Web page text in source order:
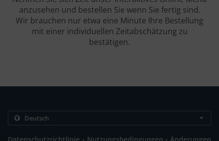
anzusehen und bestellen Sie wenn Sie fertig sind.
Wir brauchen nur etwa eine Minute Ihre Bestellung
mit einer individuellen Zeitabschätzung zu
bestätigen.
. .